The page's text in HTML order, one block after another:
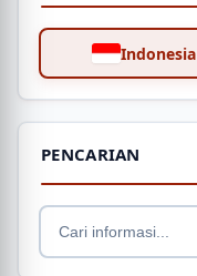
Indonesia
PENCARIAN